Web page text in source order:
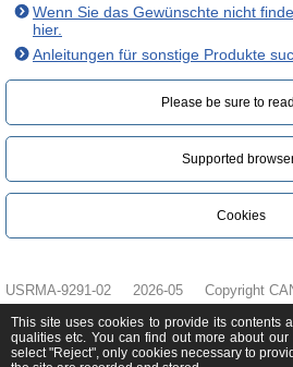
Wenn Sie das Gewünschte nicht
hier.
Anleitungen für sonstige Produkte
Please be sure to
Supported
Cookies
USRMA-9291-02 2026-05 Copyright
This site uses cookies to provide its contents
qualities etc. You can find out more about
select "Reject", only cookies necessary to